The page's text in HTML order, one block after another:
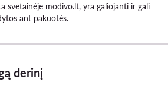
svetainėje modivo.lt, yra galiojanti ir gali
ant pakuotės.
derinį